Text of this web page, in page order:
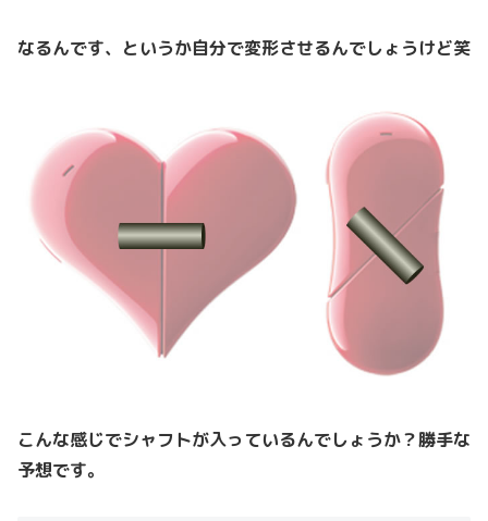
なるんです、というか自分で変形させるんでしょうけど笑
こんな感じでシャフトが入っているんでしょうか？勝手な
予想です。